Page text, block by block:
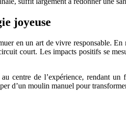
joyeuse
en un art de vivre responsable.
court. Les impacts positifs se
centre de l’expérience, rendant un
d’un moulin manuel pour